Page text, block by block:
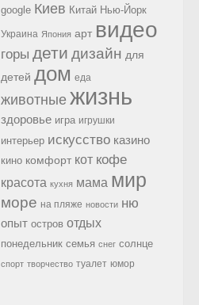
google Киев Китай Нью-Йорк
Украина Япония арт видео
горы дети дизайн для
детей дом еда
животные жизнь
здоровье игра игрушки
интерьер искусство казино
кино комфорт кот кофе
красота кухня мама мир
море на пляже новости ню
опыт остров отдых
понедельник семья снег солнце
спорт творчество туалет юмор